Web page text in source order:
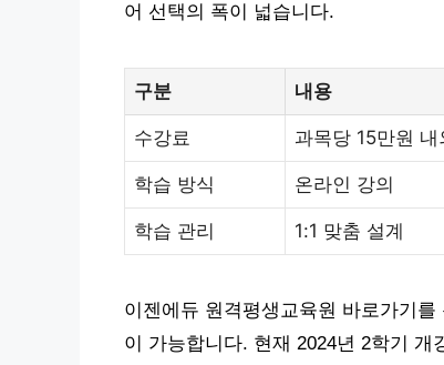
어 선택의 폭이 넓습니다.
구분 내용
수강료 과목당 15만원 내
학습 방식 온라인 강의
학습 관리 1:1 맞춤 설계
이젠에듀 원격평생교육원 바로가기
이 가능합니다. 현재 2024년 2학기